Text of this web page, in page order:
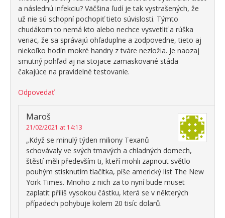
a následnú infekciu? Väčšina ľudí je tak vystrašených, že
už nie sú schopní pochopiť tieto súvislosti. Týmto
chudákom to nemá kto alebo nechce vysvetliť a rúška
veriac, že sa správajú ohľaduplne a zodpovedne, tieto aj
niekoľko hodín mokré handry z tváre nezložia. Je naozaj
smutný pohľad aj na stojace zamaskované stáda
čakajúce na pravidelné testovanie.
Odpovedať
Maroš
21/02/2021 at 14:13
„Když se minulý týden miliony Texanů
schovávaly ve svých tmavých a chladných domech,
štěstí měli především ti, kteří mohli zapnout světlo
pouhým stisknutím tlačítka, píše americký list The New
York Times. Mnoho z nich za to nyní bude muset
zaplatit příliš vysokou částku, která se v některých
případech pohybuje kolem 20 tisíc dolarů.